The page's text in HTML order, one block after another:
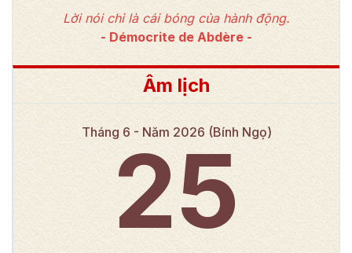
Âm lịch
Tháng 6 - Năm 2026 (Bính Ngọ)
25
Lời nói chỉ là cái bóng của hành động.
- Démocrite de Abdère-